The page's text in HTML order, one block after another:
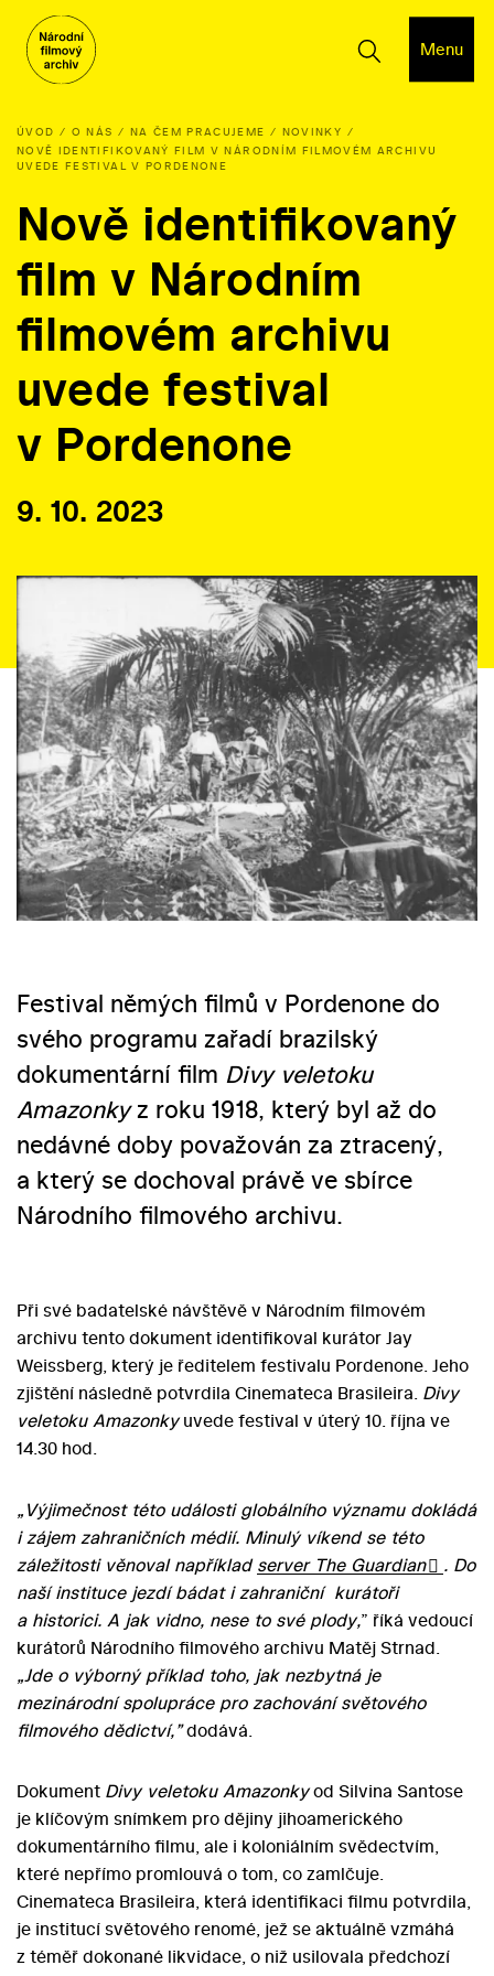
Menu
ÚVOD O NÁS NA ČEM PRACUJEME
NOVINKY
NOVĚ IDENTIFIKOVANÝ FILM V NÁRODNÍM FILMOVÉM ARCHIVU
UVEDE FESTIVAL V PORDENONE
Nově identifikovaný
film v Národním
filmovém archivu
uvede festival
v Pordenone
9. 10. 2023
Festival němých filmů v Pordenone do
svého programu zařadí brazilský
dokumentární film Divy veletoku
Amazonkyz roku 1918, který byl až do
nedávné doby považován za ztracený,
a který se dochoval právě ve sbírce
Národního filmového archivu.
Při své badatelské návštěvě v Národním filmovém
archivu tento dokument identifikoval kurátor Jay
Weissberg, který je ředitelem festivalu Pordenone. Jeho
zjištění následně potvrdila Cinemateca Brasileira. Divy
veletoku Amazonkyuvede festival v úterý 10. října ve
14.30 hod.
„Výjimečnost této události globálního významu dokládá
i zájem zahraničních médií. Minulý víkend se této
záležitosti věnoval napříkladserver The Guardian
. Do
naší instituce jezdí bádat i zahraniční kurátoři
a historici. A jak vidno, nese to své plody,” říká vedoucí
kurátorů Národního filmového archivu Matěj Strnad.
„Jde o výborný příklad toho, jak nezbytná je
mezinárodní spolupráce pro zachování světového
filmového dědictví,”dodává.
Dokument Divy veletoku Amazonkyod Silvina Santose
je klíčovým snímkem pro dějiny jihoamerického
dokumentárního filmu, ale i koloniálním svědectvím,
které nepřímo promlouvá o tom, co zamlčuje.
Cinemateca Brasileira, která identifikaci filmu potvrdila,
je institucí světového renomé, jež se aktuálně vzmáhá
z téměř dokonané likvidace, o niž usilovala předchozí